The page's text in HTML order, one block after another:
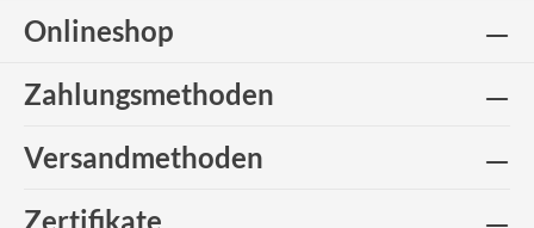
Onlineshop
Zahlungsmethoden
Versandmethoden
Zertifikate